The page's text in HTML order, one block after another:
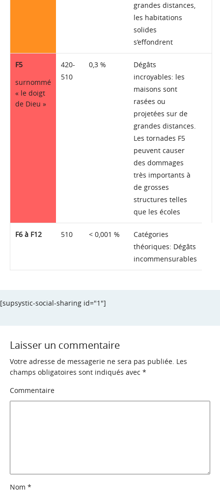
grandes distances,
les habitations
solides
s’effondrent
F5
surnommé
« le doigt
de Dieu »
420-
510
0,3 %
Dégâts
incroyables: les
maisons sont
rasées ou
projetées sur de
grandes distances.
Les tornades F5
peuvent causer
des dommages
très importants à
de grosses
structures telles
que les écoles
F6 à F12 510 < 0,001 %
Catégories
théoriques: Dégâts
incommensurables
[supsystic-social-sharing id="1"]
Laisser un commentaire
Votre adresse de messagerie ne sera pas publiée. Les
champs obligatoires sont indiqués avec *
Commentaire
Nom *